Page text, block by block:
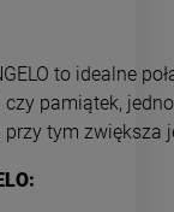
to idealne
pamiątek,
tym zwiększa